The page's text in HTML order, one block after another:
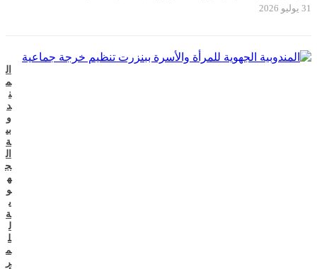
31 يوليو 2026
ال
م
ن
د
و
بي
ة
ال
ج
ه
و
ي
ة
ل
ل
م
ر